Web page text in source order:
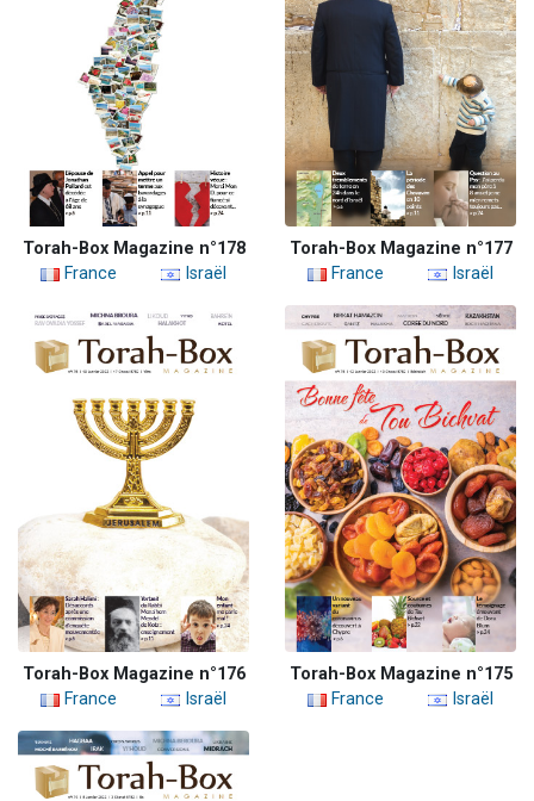
Torah-Box Magazine n°178
France
Israël
Torah-Box Magazine n°177
France
Israël
Torah-Box Magazine n°176
France
Israël
Torah-Box Magazine n°175
France
Israël